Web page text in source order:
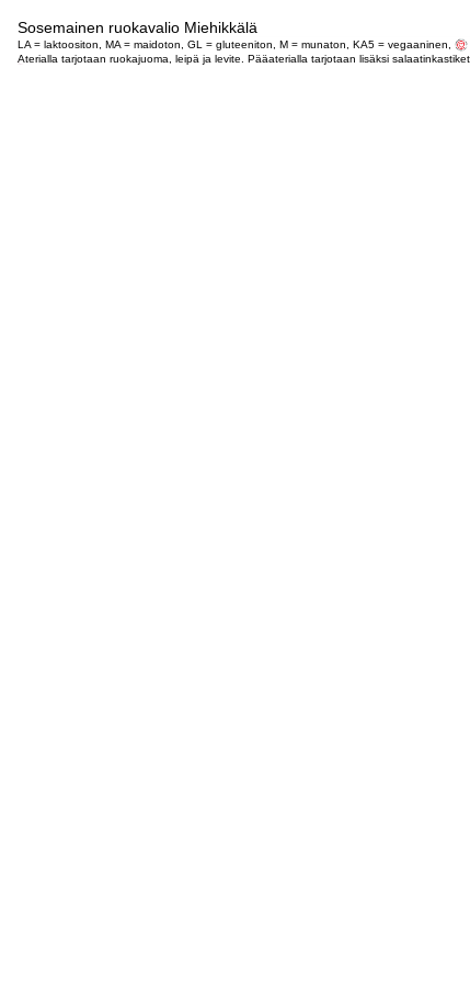
Sosemainen ruokavalio Miehikkälä
LA = laktoositon, MA = maidoton, GL = gluteeniton, M = munaton, KA5 = vegaaninen,
Aterialla tarjotaan ruokajuoma, leipä ja levite. Pääaterialla tarjotaan lisäksi